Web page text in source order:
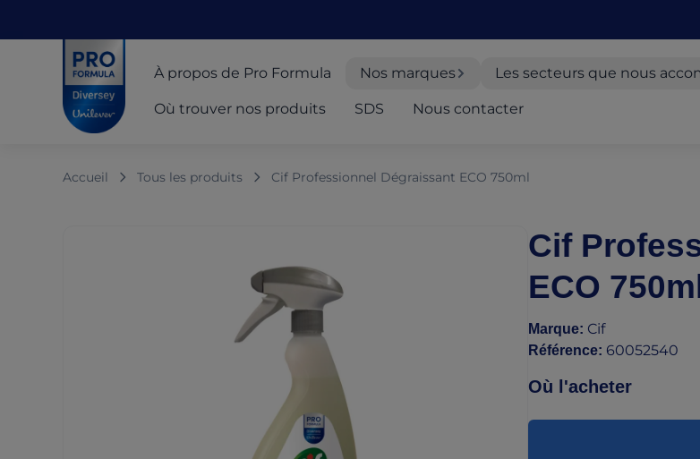
Pro Formula
À propos de Pro Formula
Nos marques Les secteurs que nous
Où trouver nos produits SDS Nous contacter
Accueil Tous les produits Cif Professionnel Dégraissant ECO 750ml
Cif
ECO 750ml
Marque: Cif
Référence: 60052540
Où l'acheter